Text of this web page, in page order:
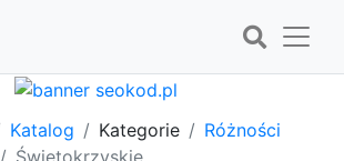
Katalog Kategorie
Różności
Świętokrzyskie